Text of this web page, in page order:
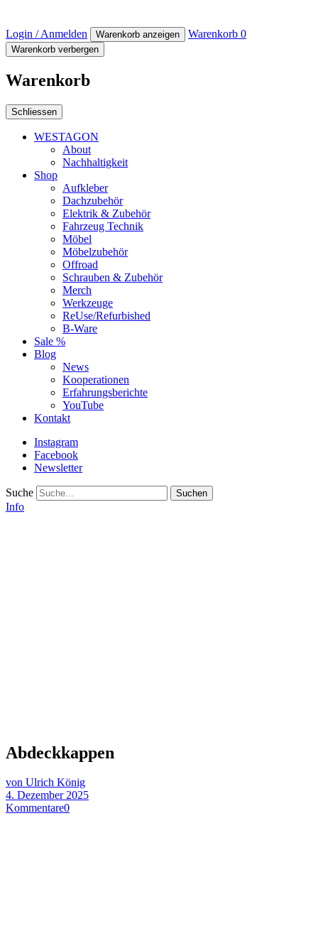
Login / Anmelden Warenkorb anzeigen Warenkorb 0
Warenkorb verbergen
Warenkorb
Schliessen
WESTAGON
About
Nachhaltigkeit
Shop
Aufkleber
Dachzubehör
Elektrik & Zubehör
Fahrzeug Technik
Möbel
Möbelzubehör
Offroad
Schrauben & Zubehör
Merch
Werkzeuge
ReUse/Refurbished
B-Ware
Sale %
Blog
News
Kooperationen
Erfahrungsberichte
YouTube
Kontakt
Instagram
Facebook
Newsletter
Suche
Info
Abdeckkappen
von Ulrich König
4. Dezember 2025
Kommentare0